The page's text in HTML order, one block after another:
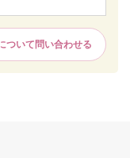
ついて問い合わせる